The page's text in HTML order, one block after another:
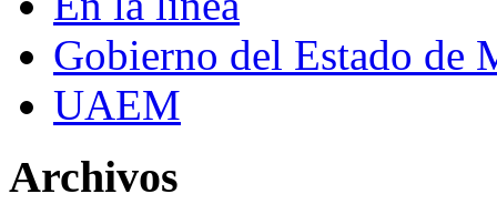
Gobierno del Estado de
UAEM
Archivos